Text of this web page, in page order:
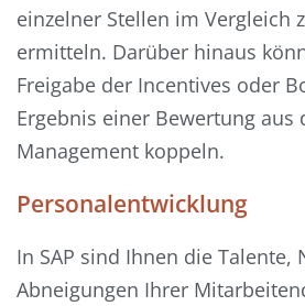
einzelner Stellen im Vergleich
ermitteln. Darüber hinaus
Freigabe der Incentives oder
Ergebnis einer Bewertung aus
Management koppeln.
Personalentwicklung
In SAP sind Ihnen die Talente,
Abneigungen Ihrer